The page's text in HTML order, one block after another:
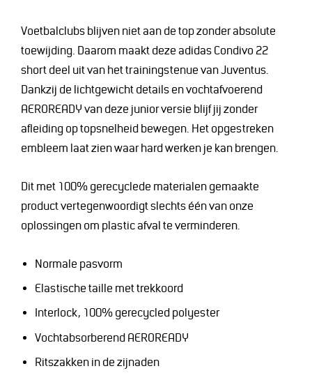
Voetbalclubs blijven niet aan de top zonder absolute
toewijding. Daarom maakt deze adidas Condivo 22
short deel uit van het trainingstenue van Juventus.
Dankzij de lichtgewicht details en vochtafvoerend
AEROREADY van deze junior versie blijf jij zonder
afleiding op topsnelheid bewegen. Het opgestreken
embleem laat zien waar hard werken je kan brengen.
Dit met 100% gerecyclede materialen gemaakte
product vertegenwoordigt slechts één van onze
oplossingen om plastic afval te verminderen.
Normale pasvorm
Elastische taille met trekkoord
Interlock, 100% gerecycled polyester
Vochtabsorberend AEROREADY
Ritszakken in de zijnaden